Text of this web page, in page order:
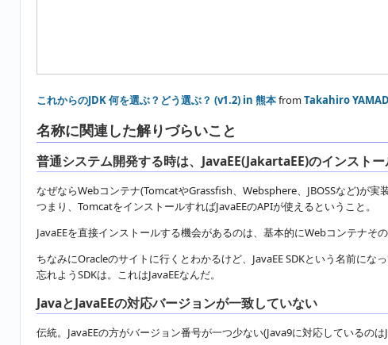
これからのJDK 何を選ぶ？どう選ぶ？ (v1.2) in 熊本fromTakahiro
名称に関連した解りづらいこと
普通システム開発する時は、JavaEE(JakartaEE)のインスト
なぜならWebコンテナ(TomcatやGrassfish、Websphere、JBOSSなど)が実
つまり、TomcatをインストールすればJavaEEのAPIが使えるということ。
JavaEEを直接インストールする機会があるのは、基本的にWebコンテナそ
ちなみにOracleのサイトに行くとわかるけど、JavaEE SDKという名前にな
忘れようSDKは。これはJavaEEなんだ。
JavaとJavaEEの対応バージョンが一致していない
伝統。JavaEEの方がバージョン番号が一つ少ない(Java9に対応しているのは